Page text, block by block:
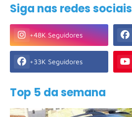
Siga nas redes sociais
+48K Seguidores
+33K Seguidores
Top 5 da semana